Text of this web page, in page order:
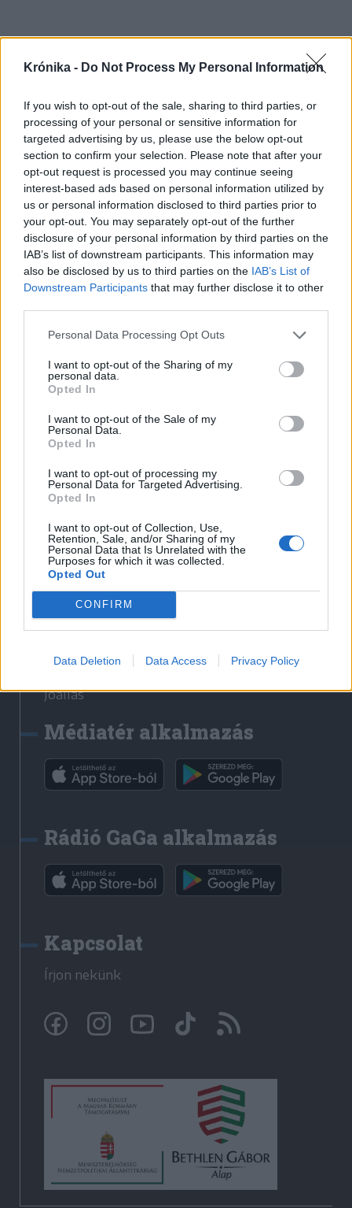
Krónika - Do Not Process My Personal Information
If you wish to opt-out of the sale, sharing to third parties, or
processing of your personal or sensitive information for
targeted advertising by us, please use the below opt-out
section to confirm your selection. Please note that after your
opt-out request is processed you may continue seeing
interest-based ads based on personal information utilized by
us or personal information disclosed to third parties prior to
your opt-out. You may separately opt-out of the further
disclosure of your personal information by third parties on the
IAB’s list of downstream participants. This information may
also be disclosed by us to third parties on the IAB’s List of
Downstream Participants that may further disclose it to other
Personal Data Processing Opt Outs
I want to opt-out of the Sharing of my
personal data.
Opted In
I want to opt-out of the Sale of my
Personal Data.
Opted In
I want to opt-out of processing my
Personal Data for Targeted Advertising.
Opted In
I want to opt-out of Collection, Use,
Retention, Sale, and/or Sharing of my
Personal Data that Is Unrelated with the
Purposes for which it was collected.
Opted Out
CONFIRM
Data Deletion Data Access Privacy Policy
Hasznos
Impresszum
Szerzői jogok
Adatvédelmi tájékoztató
Cookie-kezelési tájékoztató
Nyomtatott lapjaink archívuma
Médiaajánlat
Sütibeállítások
Médiatér
Székely Sport
Liget
Bihari Napló
Erdélyi Napló
Főtér
Jóállás
Médiatér alkalmazás
Rádió GaGa alkalmazás
Kapcsolat
Írjon nekünk